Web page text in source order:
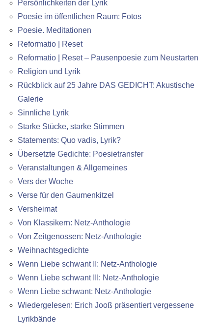
Persönlichkeiten der Lyrik
Poesie im öffentlichen Raum: Fotos
Poesie. Meditationen
Reformatio | Reset
Reformatio | Reset – Pausenpoesie zum Neustarten
Religion und Lyrik
Rückblick auf 25 Jahre DAS GEDICHT: Akustische
Galerie
Sinnliche Lyrik
Starke Stücke, starke Stimmen
Statements: Quo vadis, Lyrik?
Übersetzte Gedichte: Poesietransfer
Veranstaltungen & Allgemeines
Vers der Woche
Verse für den Gaumenkitzel
Versheimat
Von Klassikern: Netz-Anthologie
Von Zeitgenossen: Netz-Anthologie
Weihnachtsgedichte
Wenn Liebe schwant II: Netz-Anthologie
Wenn Liebe schwant III: Netz-Anthologie
Wenn Liebe schwant: Netz-Anthologie
Wiedergelesen: Erich Jooß präsentiert vergessene
Lyrikbände